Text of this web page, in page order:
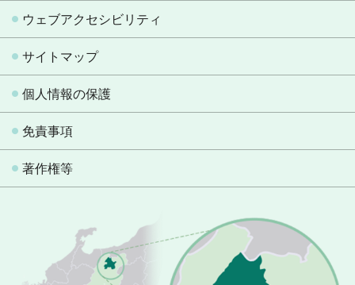
ウェブアクセシビリティ
サイトマップ
個人情報の保護
免責事項
著作権等